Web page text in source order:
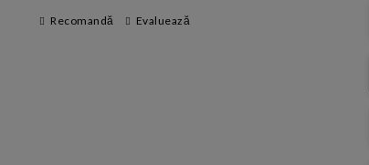
Recomandă Evaluează